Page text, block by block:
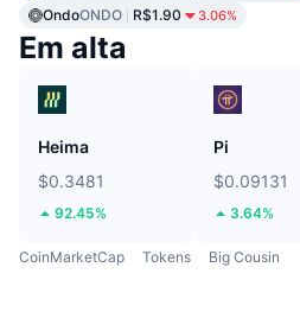
OndoONDO R$1.90 3.06%
Em alta
Heima
$0.3481
92.45%
Pi
$0.09131
3.64%
CoinMarketCap Tokens Big Cousin